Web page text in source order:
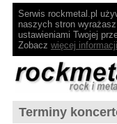
Serwis rockmetal.pl
naszych stron
ustawieniami Twojej
Zobacz więcej informacji
Terminy